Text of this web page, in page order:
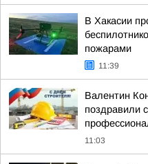
В Хакасии
пожарами
11:39
Валентин
поздравили
11:03